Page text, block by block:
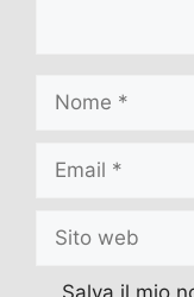
web
Salva il mio